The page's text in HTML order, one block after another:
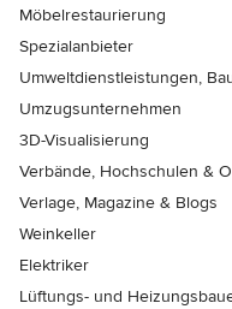
Möbelrestaurierung
Spezialanbieter
Umweltdienstleistungen,
Umzugsunternehmen
3D-Visualisierung
Verbände, Hochschulen &
Verlage, Magazine & Blogs
Weinkeller
Elektriker
Lüftungs- und